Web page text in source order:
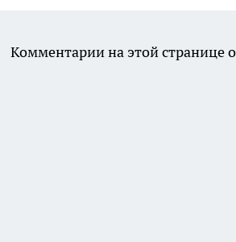
Комментарии на этой странице